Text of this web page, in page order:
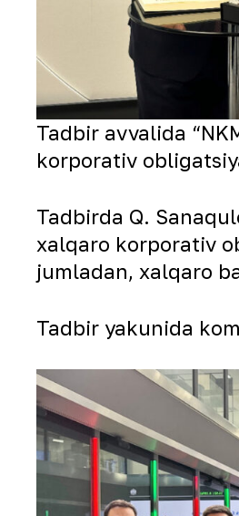
Tadbir avvalida
korporativ
Tadbirda Q.
xalqaro korporativ
jumladan, xalqaro
Tadbir yakunida